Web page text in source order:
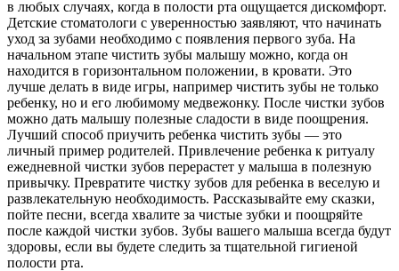
в любых случаях, когда в полости рта ощущается дискомфорт.
Детские стоматологи с уверенностью заявляют, что начинать
уход за зубами необходимо с появления первого зуба. На
начальном этапе чистить зубы малышу можно, когда он
находится в горизонтальном положении, в кровати. Это
лучше делать в виде игры, например чистить зубы не только
ребенку, но и его любимому медвежонку. После чистки зубов
можно дать малышу полезные сладости в виде поощрения.
Лучший способ приучить ребенка чистить зубы — это
личный пример родителей. Привлечение ребенка к ритуалу
ежедневной чистки зубов перерастет у малыша в полезную
привычку. Превратите чистку зубов для ребенка в веселую и
развлекательную необходимость. Рассказывайте ему сказки,
пойте песни, всегда хвалите за чистые зубки и поощряйте
после каждой чистки зубов. Зубы вашего малыша всегда будут
здоровы, если вы будете следить за тщательной гигиеной
полости рта.